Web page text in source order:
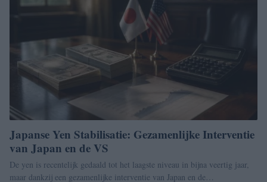
Japanse Yen Stabilisatie: Gezamenlijke Interventie
van Japan en de VS
De yen is recentelijk gedaald tot het laagste niveau in bijna veertig jaar,
maar dankzij een gezamenlijke interventie van Japan en de…